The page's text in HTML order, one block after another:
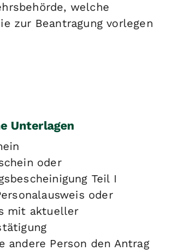
welche
zur Beantragung vorlegen
Unterlagen
oder
Teil I
oder
mit aktueller
andere Person den Antrag